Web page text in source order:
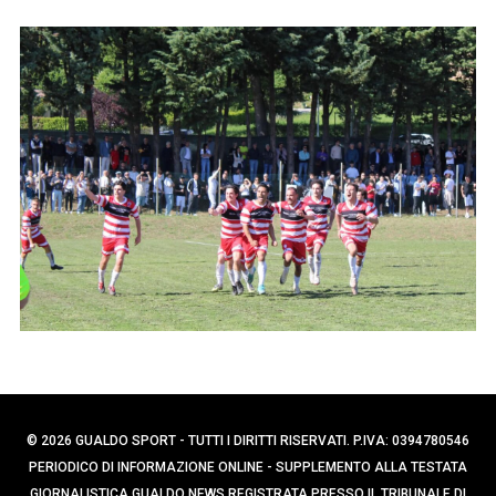
e
r
:
© 2026 GUALDO SPORT - TUTTI I DIRITTI RISERVATI. P.IVA: 0394780546
PERIODICO DI INFORMAZIONE ONLINE - SUPPLEMENTO ALLA TESTATA
e
r
c
a
p
e
r
: